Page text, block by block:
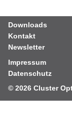
Downloads
Kontakt
Newsletter
Impressum
Datenschutz
© 2026 Cluster